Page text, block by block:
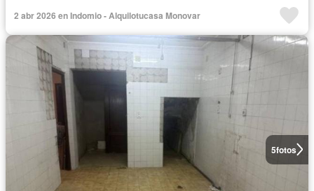
2 abr 2026 en Indomio - Alquilotucasa Monovar
5fotos